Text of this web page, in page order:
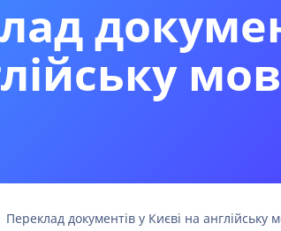
Переклад документів у Києві на англійську